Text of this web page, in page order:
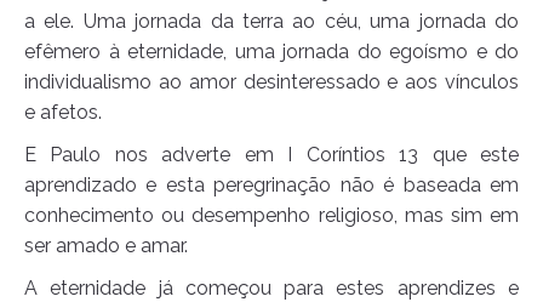
a ele. Uma jornada da terra ao céu, uma jornada do
efêmero à eternidade, uma jornada do egoísmo e do
individualismo ao amor desinteressado e aos vínculos
e afetos.
E Paulo nos adverte em I Coríntios 13 que este
aprendizado e esta peregrinação não é baseada em
conhecimento ou desempenho religioso, mas sim em
ser amado e amar.
A eternidade já começou para estes aprendizes e